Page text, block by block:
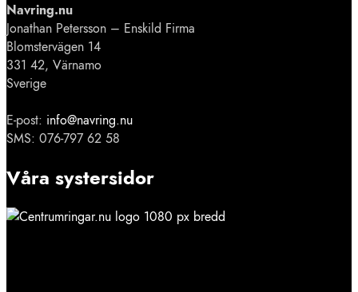
Navring.nu
Jonathan Petersson – Enskild Firma
Blomstervägen 14
331 42, Värnamo
Sverige
E-post: info@navring.nu
SMS: 076-797 62 58
Våra systersidor